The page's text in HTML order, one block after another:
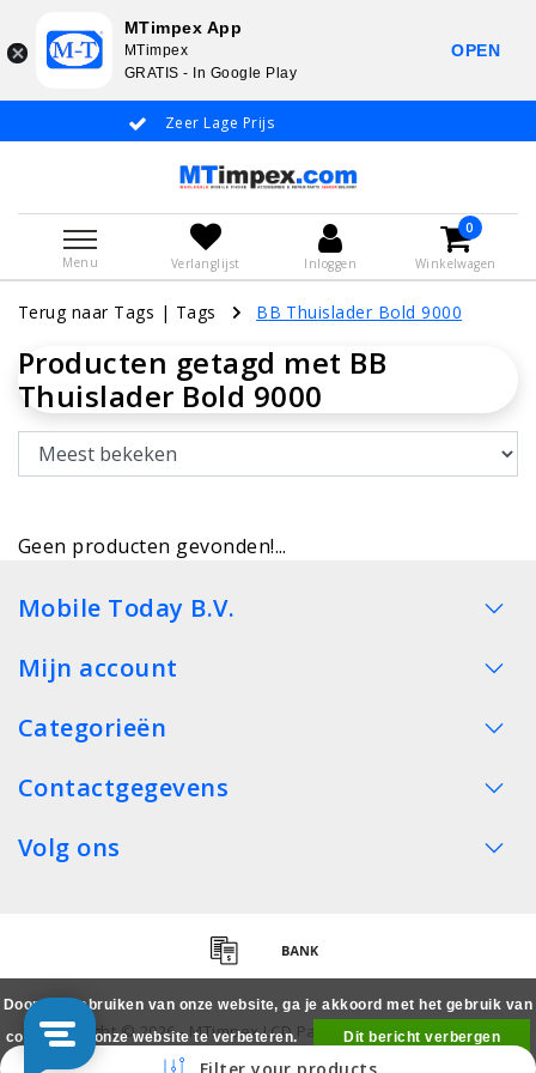
Zeer Lage Prijs
Menu Verlanglijst Inloggen
0
Winkelwagen
Terug naar Tags | Tags BB Thuislader Bold 9000
Producten getagd met BB
Thuislader Bold 9000
Geen producten gevonden!...
Mobile Today B.V.
Mijn account
Categorieën
Contactgegevens
Volg ons
Copyright © 2026 - MTimpex LCD Parts Cases Groothandel
Smartphone - All rights reserved
Door het gebruiken van onze website, ga je akkoord met het gebruik van
cookies om onze website te verbeteren.
Dit bericht verbergen
Meer over cookies »
MTimpex App
MTimpex
GRATIS - In Google Play
OPEN